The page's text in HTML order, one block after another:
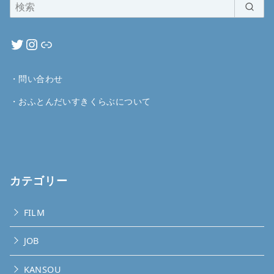
・ 問い合わせ
・ おふとんだいすきくらぶについて
カテゴリー
FILM
JOB
KANSOU